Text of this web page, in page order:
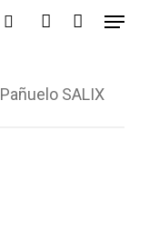
Menu
Pañuelo SALIX